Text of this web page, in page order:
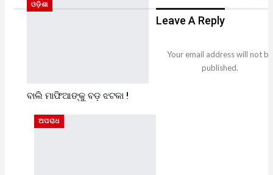
ଓଡ଼ିଶା
ବାଲି ମାଫିଆଙ୍କୁ ବଡ଼ ଝଟକା !
ଅପରାଧ
Leave A Reply
Your email address will not be
published.